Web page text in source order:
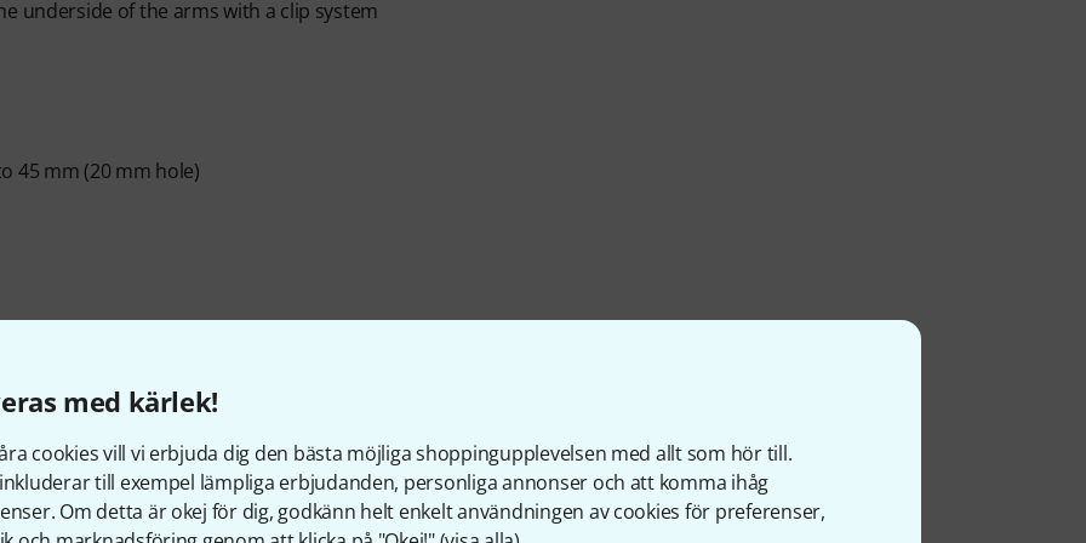
med kärlek!
cookies vill vi erbjuda dig den bästa möjliga shoppingupplevelsen med allt som hör till.
till exempel lämpliga erbjudanden, personliga annonser och att komma ihåg
Om detta är okej för dig, godkänn helt enkelt användningen av cookies för preferenser,
underside of the arms with a clip system
45 mm (20 mm hole)
Artikelnummer 615877